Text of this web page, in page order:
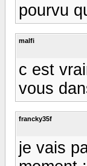
pourvu
malfi
c est
vous
francky35f
je vais